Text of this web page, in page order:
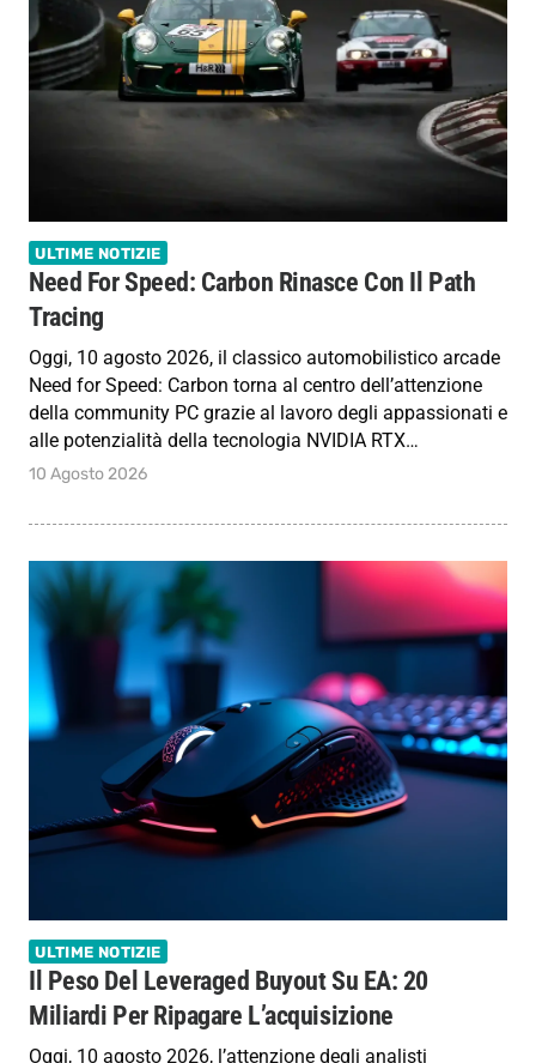
ULTIME NOTIZIE
Need For Speed: Carbon Rinasce Con Il Path
Tracing
Oggi, 10 agosto 2026, il classico automobilistico arcade
Need for Speed: Carbon torna al centro dell’attenzione
della community PC grazie al lavoro degli appassionati e
alle potenzialità della tecnologia NVIDIA RTX…
10 Agosto 2026
ULTIME NOTIZIE
Il Peso Del Leveraged Buyout Su EA: 20
Miliardi Per Ripagare L’acquisizione
Oggi, 10 agosto 2026, l’attenzione degli analisti